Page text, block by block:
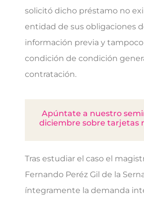
solicitó dicho préstamo no
entidad de sus obligaciones
información previa y
condición de condición
contratación.
Apúntate a nuestro
diciembre sobre tarjetas
Tras estudiar el caso el
Fernando Peréz Gil de la
íntegramente la demanda